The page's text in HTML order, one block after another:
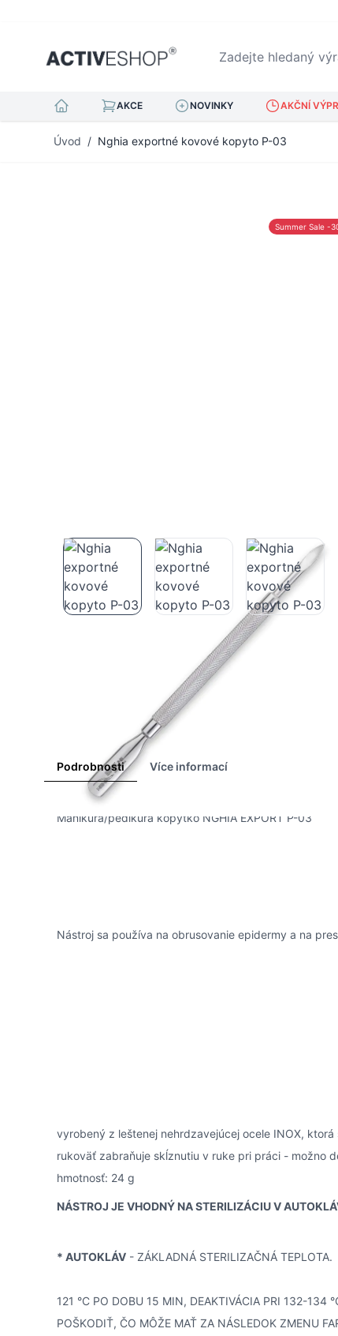
Zadejte hledaný
AKCE NOVINKY AKČNÍ
Úvod / Nghia exportné kovové kopyto P-03
Summer Sale -
Podrobnosti Více informací
Manikúra/pedikúra kopýtko NGHIA EXPORT P-03
Nástroj sa používa na obrusovanie epidermy a na
vyrobený z leštenej nehrdzavejúcej ocele INOX,
rukoväť zabraňuje skĺznutiu v ruke pri práci - možno
hmotnosť: 24 g
NÁSTROJ JE VHODNÝ NA STERILIZÁCIU V
* AUTOKLÁV - ZÁKLADNÁ STERILIZAČNÁ TEPLOTA.
121 °C PO DOBU 15 MIN, DEAKTIVÁCIA PRI 132-134
POŠKODIŤ, ČO MÔŽE MAŤ ZA NÁSLEDOK ZMENU